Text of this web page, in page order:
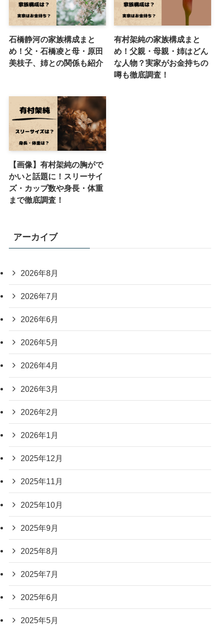
石橋静河の家族構成まと
め！父・石橋凌と母・原田
美枝子、姉との関係も紹介
有村架純の家族構成まと
め！父親・母親・姉はどん
な人物？実家がお金持ちの
噂も徹底調査！
【画像】有村架純の胸がで
かいと話題に！スリーサイ
ズ・カップ数や身長・体重
まで徹底調査！
アーカイブ
2026年8月
2026年7月
2026年6月
2026年5月
2026年4月
2026年3月
2026年2月
2026年1月
2025年12月
2025年11月
2025年10月
2025年9月
2025年8月
2025年7月
2025年6月
2025年5月